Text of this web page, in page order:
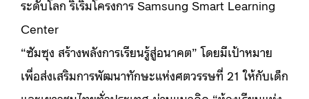
ระดับโลก ริเริ่มโครงการ Samsung Smart Learning
Center
“ซัมซุง สร้างพลังการเรียนรู้สู่อนาคต” โดยมีเป้าหมาย
เพื่อส่งเสริมการพัฒนาทักษะแห่งศตวรรษที่ 21 ให้กับเด็ก